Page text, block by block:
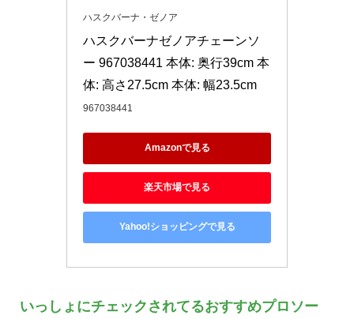
ハスクバーナ・ゼノア
ハスクバーナゼノアチェーンソ
ー 967038441 本体: 奥行39cm 本
体: 高さ27.5cm 本体: 幅23.5cm
967038441
Amazonで見る
楽天市場で見る
Yahoo!ショッピングで見る
いっしょにチェックされてるおすすめプロソー